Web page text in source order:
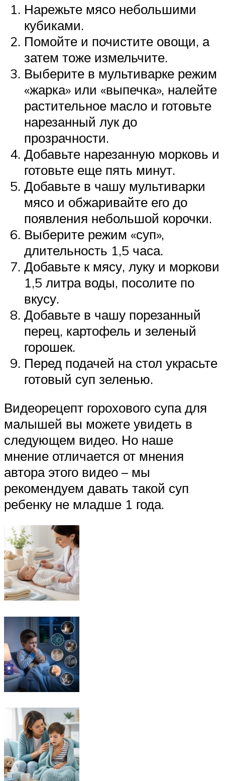
Нарежьте мясо небольшими
кубиками.
Помойте и почистите овощи, а
затем тоже измельчите.
Выберите в мультиварке режим
«жарка» или «выпечка», налейте
растительное масло и готовьте
нарезанный лук до
прозрачности.
Добавьте нарезанную морковь и
готовьте еще пять минут.
Добавьте в чашу мультиварки
мясо и обжаривайте его до
появления небольшой корочки.
Выберите режим «суп»,
длительность 1,5 часа.
Добавьте к мясу, луку и моркови
1,5 литра воды, посолите по
вкусу.
Добавьте в чашу порезанный
перец, картофель и зеленый
горошек.
Перед подачей на стол украсьте
готовый суп зеленью.
Видеорецепт горохового супа для
малышей вы можете увидеть в
следующем видео. Но наше
мнение отличается от мнения
автора этого видео – мы
рекомендуем давать такой суп
ребенку не младше 1 года.